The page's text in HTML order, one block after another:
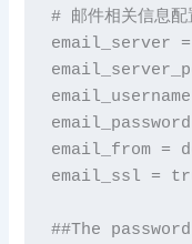
# 邮件相关信息配
email_server
email_from =
email_ssl =
##The password